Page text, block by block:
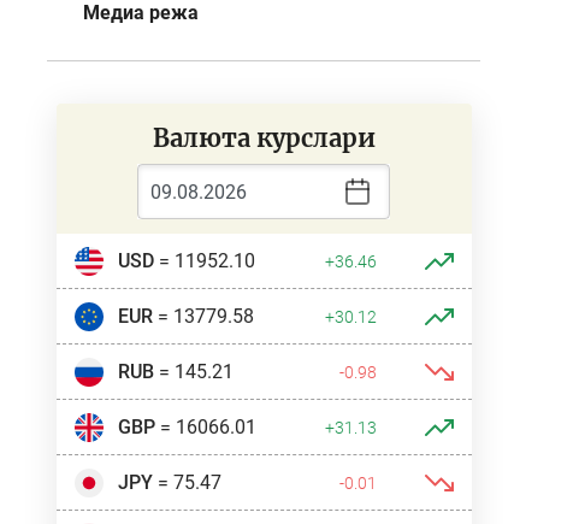
Медиа режа
Валюта курслари
USD= 11952.10 +36.46
EUR= 13779.58 +30.12
RUB= 145.21 -0.98
GBP= 16066.01 +31.13
JPY= 75.47 -0.01